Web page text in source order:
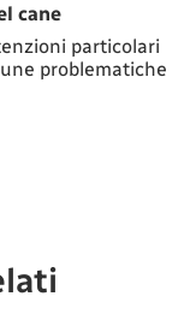
cane
particolari
problematiche